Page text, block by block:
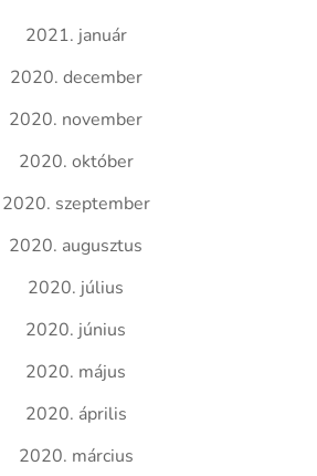
2021. január
2020. december
2020. november
2020. október
2020. szeptember
2020. augusztus
2020. július
2020. június
2020. május
2020. április
2020. március